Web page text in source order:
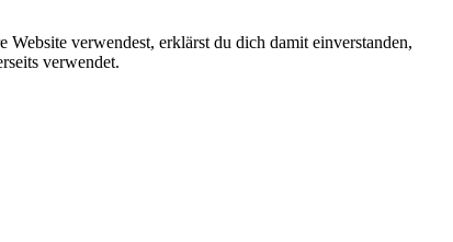
verwendest, erklärst du dich damit einverstanden,
verwendet.